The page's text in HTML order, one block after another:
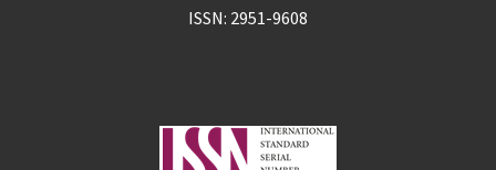
ISSN: 2951-9608